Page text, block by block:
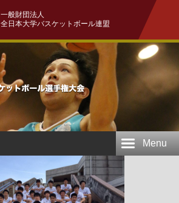
一般財団法人
全日本大学バスケットボール連盟
Menu